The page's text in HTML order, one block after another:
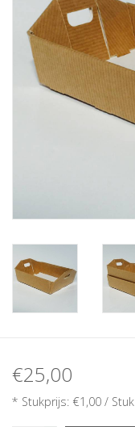
€25,00
* Stukprijs: €1,00 / Stuk